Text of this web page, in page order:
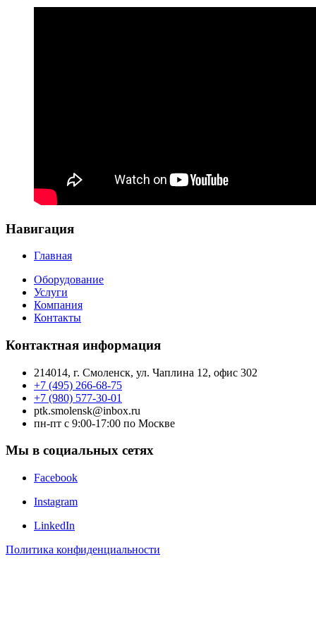
Навигация
Главная
Оборудование
Услуги
Компания
Контакты
Контактная информация
214014, г. Смоленск, ул. Чаплина 12, офис 302
+7 (495) 266-68-75
+7 (980) 577-30-01
ptk.smolensk@inbox.ru
пн-пт с 9:00-17:00 по Москве
Мы в социальных сетях
Facebook
Instagram
LinkedIn
Политика конфиденциальности